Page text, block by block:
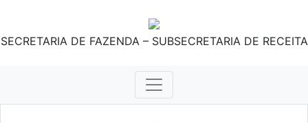
SECRETARIA DE FAZENDA – SUBSECRETARIA DE RECEITA